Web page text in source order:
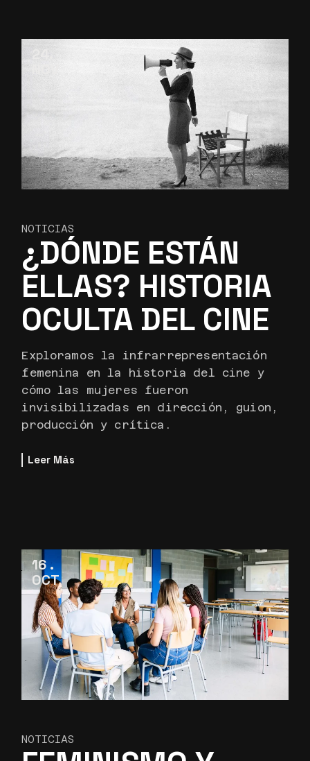
24
NOTICIAS
¿DÓNDE ESTÁN
ELLAS? HISTORIA
OCULTA DEL CINE
Exploramos la infrarrepresentación
femenina en la historia del cine y
cómo las mujeres fueron
invisibilizadas en dirección, guion,
producción y crítica.
Leer Más
16
OCT
NOTICIAS